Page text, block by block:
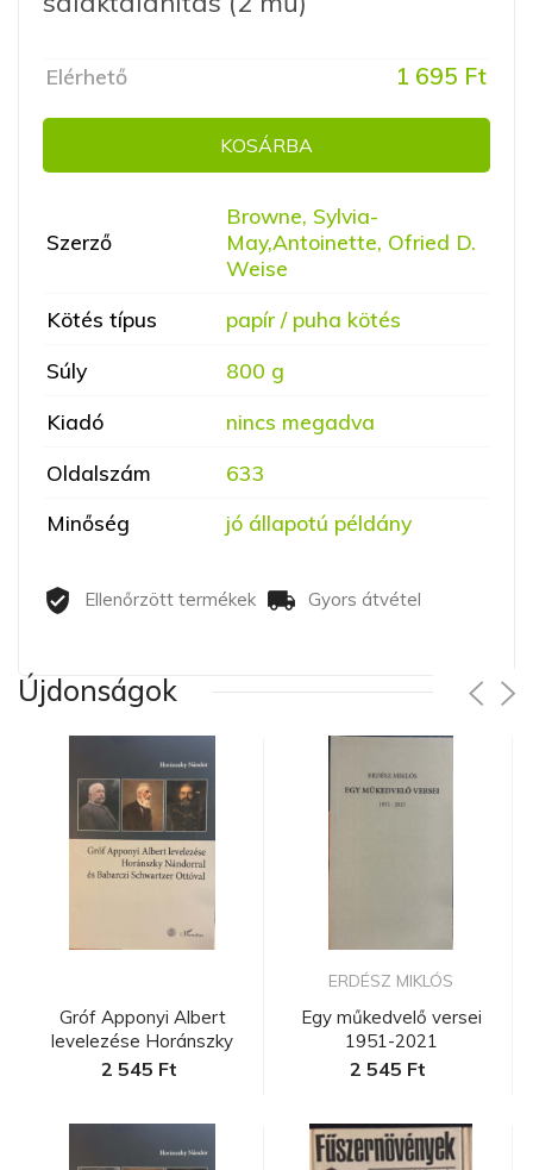
Elérhető 1 695 Ft
KOSÁRBA
Szerző
Browne, Sylvia-
May,Antoinette, Ofried D.
Weise
Kötés típus
papír / puha kötés
Súly
800 g
Kiadó
nincs megadva
Oldalszám
633
Minőség
jó állapotú példány
Ellenőrzött termékek Gyors átvétel
Újdonságok
Gróf Apponyi Albert
levelezése Horánszky
Nándorra...
2 545 Ft
ERDÉSZ MIKLÓS
Egy műkedvelő versei
1951-2021
2 545 Ft